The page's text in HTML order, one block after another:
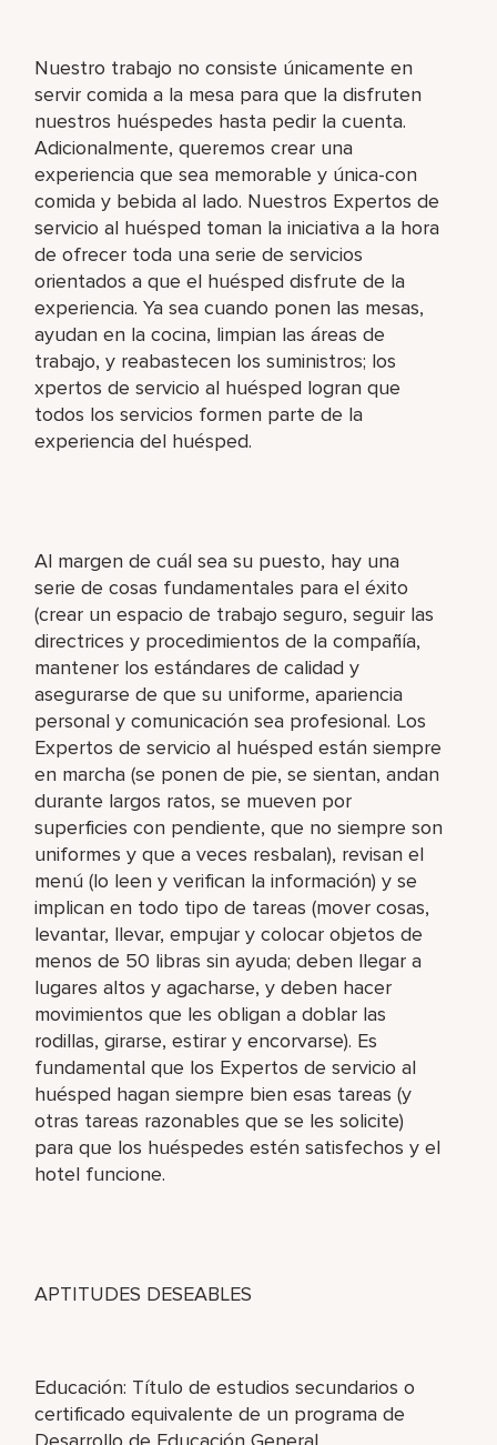
Nuestro trabajo no consiste únicamente en
servir comida a la mesa para que la disfruten
nuestros huéspedes hasta pedir la cuenta.
Adicionalmente, queremos crear una
experiencia que sea memorable y única-con
comida y bebida al lado. Nuestros Expertos de
servicio al huésped toman la iniciativa a la hora
de ofrecer toda una serie de servicios
orientados a que el huésped disfrute de la
experiencia. Ya sea cuando ponen las mesas,
ayudan en la cocina, limpian las áreas de
trabajo, y reabastecen los suministros; los
xpertos de servicio al huésped logran que
todos los servicios formen parte de la
experiencia del huésped.
Al margen de cuál sea su puesto, hay una
serie de cosas fundamentales para el éxito
(crear un espacio de trabajo seguro, seguir las
directrices y procedimientos de la compañía,
mantener los estándares de calidad y
asegurarse de que su uniforme, apariencia
personal y comunicación sea profesional. Los
Expertos de servicio al huésped están siempre
en marcha (se ponen de pie, se sientan, andan
durante largos ratos, se mueven por
superficies con pendiente, que no siempre son
uniformes y que a veces resbalan), revisan el
menú (lo leen y verifican la información) y se
implican en todo tipo de tareas (mover cosas,
levantar, llevar, empujar y colocar objetos de
menos de 50 libras sin ayuda; deben llegar a
lugares altos y agacharse, y deben hacer
movimientos que les obligan a doblar las
rodillas, girarse, estirar y encorvarse). Es
fundamental que los Expertos de servicio al
huésped hagan siempre bien esas tareas (y
otras tareas razonables que se les solicite)
para que los huéspedes estén satisfechos y el
hotel funcione.
APTITUDES DESEABLES
Educación: Título de estudios secundarios o
certificado equivalente de un programa de
Desarrollo de Educación General